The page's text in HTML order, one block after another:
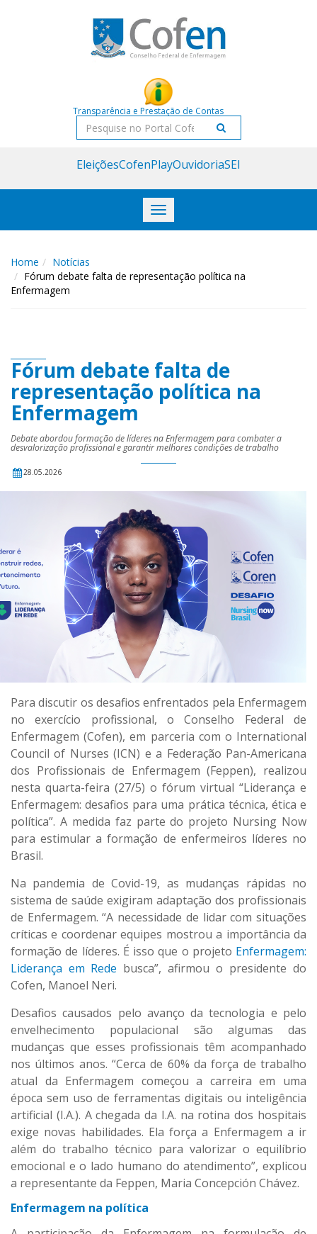
Transparência e Prestação de Contas
Pesquisar
EleiçõesCofenPlayOuvidoriaSEI
Toggle
navigation
Home
Notícias
Fórum debate falta de representação política na
Enfermagem
Fórum debate falta de
representação política na
Enfermagem
Debate abordou formação de líderes na Enfermagem para combater a
desvalorização profissional e garantir melhores condições de trabalho
28.05.2026
Para discutir os desafios enfrentados pela Enfermagem
no exercício profissional, o Conselho Federal de
Enfermagem (Cofen), em parceria com o International
Council of Nurses (ICN) e a Federação Pan-Americana
dos Profissionais de Enfermagem (Feppen), realizou
nesta quarta-feira (27/5) o fórum virtual “Liderança e
Enfermagem: desafios para uma prática técnica, ética e
política”. A medida faz parte do projeto Nursing Now
para estimular a formação de enfermeiros líderes no
Brasil.
Na pandemia de Covid-19, as mudanças rápidas no
sistema de saúde exigiram adaptação dos profissionais
de Enfermagem. “A necessidade de lidar com situações
críticas e coordenar equipes mostrou a importância da
formação de líderes. É isso que o projeto Enfermagem:
Liderança em Rede busca”, afirmou o presidente do
Cofen, Manoel Neri.
Desafios causados pelo avanço da tecnologia e pelo
envelhecimento populacional são algumas das
mudanças que esses profissionais têm acompanhado
nos últimos anos. “Cerca de 60% da força de trabalho
atual da Enfermagem começou a carreira em uma
época sem uso de ferramentas digitais ou inteligência
artificial (I.A.). A chegada da I.A. na rotina dos hospitais
exige novas habilidades. Ela força a Enfermagem a ir
além do trabalho técnico para valorizar o equilíbrio
emocional e o lado humano do atendimento”, explicou
a representante da Feppen, Maria Concepción Chávez.
Enfermagem na política